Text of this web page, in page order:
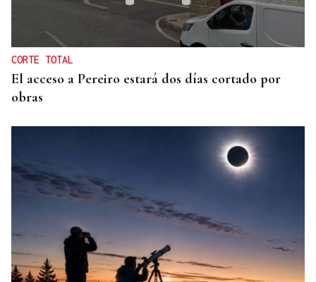
Turismo veta la “Ruta del Narcotráfico” de
Laureano Oubiña por no cumplir con la Ley de
Turismo de Galicia
CORTE TOTAL
El acceso a Pereiro estará dos días cortado por
obras